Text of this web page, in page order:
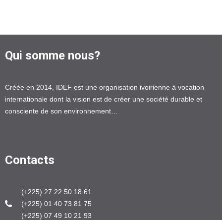
Qui somme nous?
Créée en 2014, IDEF est une organisation ivoirienne à vocation
internationale dont la vision est de créer une société durable et
consciente de son environnement…
Contacts
(+225) 27 22 50 18 61
(+225) 01 40 73 81 75
(+225) 07 49 10 21 93